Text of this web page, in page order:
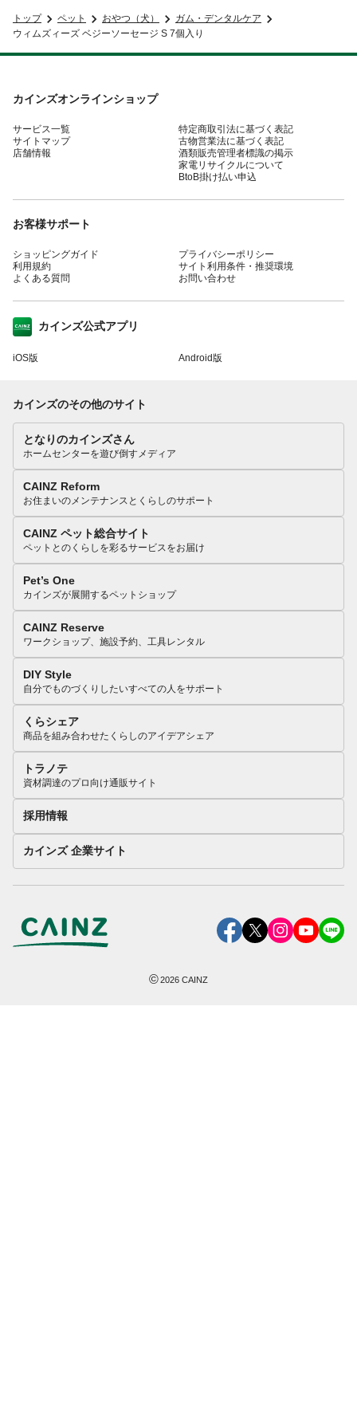
トップ ペット おやつ（犬）
ガム・デンタルケア
ウィムズィーズ ベジーソーセージ S 7個入り
カインズオンラインショップ
サービス一覧
サイトマップ
店舗情報
特定商取引法に基づく表記
古物営業法に基づく表記
酒類販売管理者標識の掲示
家電リサイクルについて
BtoB掛け払い申込
お客様サポート
ショッピングガイド
利用規約
よくある質問
プライバシーポリシー
サイト利用条件・推奨環境
お問い合わせ
カインズ公式アプリ
iOS版 Android版
カインズのその他のサイト
となりのカインズさん
ホームセンターを遊び倒すメディア
CAINZ Reform
お住まいのメンテナンスとくらしのサポート
CAINZ ペット総合サイト
ペットとのくらしを彩るサービスをお届け
Pet’s One
カインズが展開するペットショップ
CAINZ Reserve
ワークショップ、施設予約、工具レンタル
DIY Style
自分でものづくりしたいすべての人をサポート
くらシェア
商品を組み合わせたくらしのアイデアシェア
トラノテ
資材調達のプロ向け通販サイト
採用情報
カインズ 企業サイト
©2026 CAINZ